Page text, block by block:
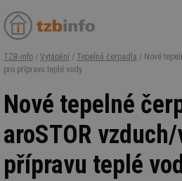
TZB-info / Vytápění / Tepelná čerpadla / Nové
pro přípravu teplé vody
Nové tepelné
aroSTOR
přípravu teplé